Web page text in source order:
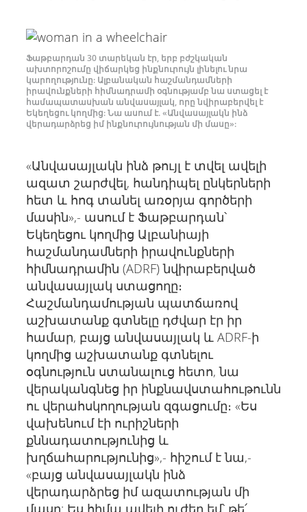
Ֆաթբարդան 30 տարեկան էր, երբ բժշկական
ախտորոշումը վիճարկեց ինքնուրույն լինելու նրա
կարողությունը: Ալբանական հաշմանդամների
իրավունքների հիմնադրամի օգնությամբ նա ստացել է
համապատասխան անվասայլակ, որը նվիրաբերվել է
Եկեղեցու կողմից: Նա ասում է. «Անվասայլակն ինձ
վերադարձրեց իմ ինքնուրույնության մի մասը»:
«Անվասայլակն ինձ թույլ է տվել ավելի
ազատ շարժվել, հանդիպել ընկերների
հետ և հոգ տանել առօրյա գործերի
մասին»,- ասում է Ֆաթբարդան՝
Եկեղեցու կողմից Ալբանիայի
հաշմանդամների իրավունքների
հիմնադրամին (ADRF) նվիրաբերված
անվասայլակ ստացողը։
Հաշմանդամության պատճառով
աշխատանք գտնելը դժվար էր իր
համար, բայց անվասայլակ և ADRF-ի
կողմից աշխատանք գտնելու
օգնություն ստանալուց հետո, նա
վերականգնեց իր ինքնավստահութունն
ու վերահսկողության զգացումը։ «Ես
վախենում էի ուրիշների
քննադատությունից և
խղճահարությունից»,- հիշում է նա,-
«բայց անվասայլակն ինձ
վերադարձրեց իմ ազատության մի
մասը: Ես հիմա ավելի ուժեղ եմ՝ թե՛